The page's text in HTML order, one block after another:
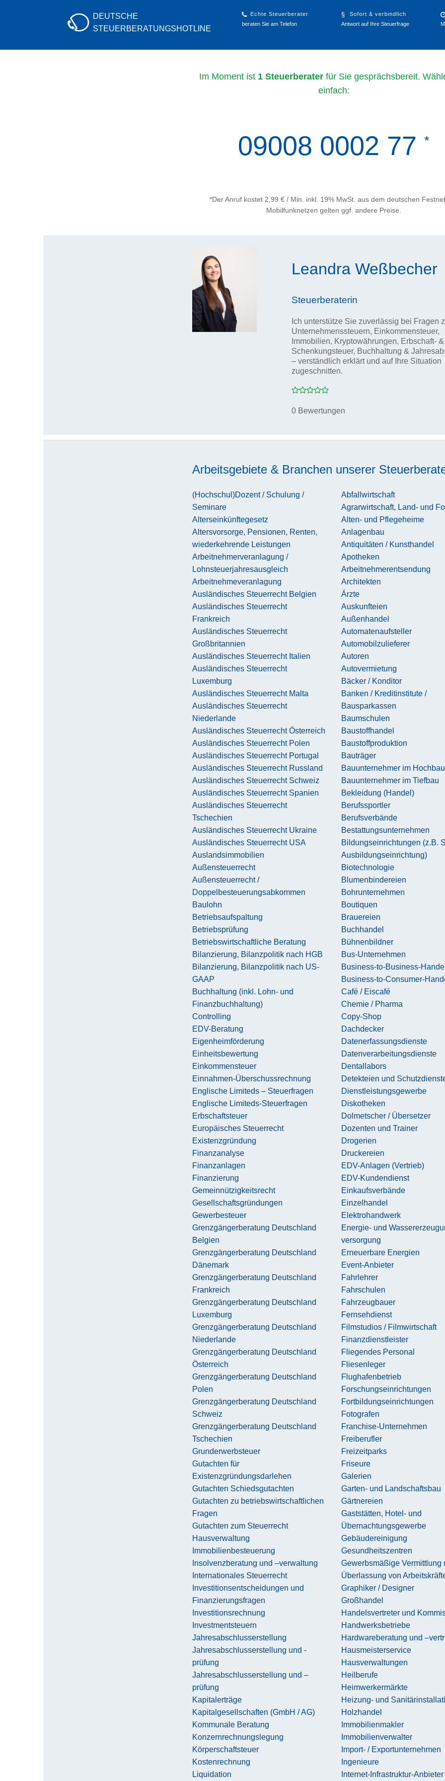
DEUTSCHE
STEUERBERATUNGSHOTLINE
Echte Steuerberater
beraten Sie am Telefon
Sofort & verbindlich
Antwort auf Ihre Steuerfrage
Im Moment ist 1 Steuerberater für Sie gesprächsbereit.
einfach:
09008 0002 77 *
*Der Anruf kostet 2,99 € / Min. inkl. 19% MwSt. aus dem deutschen
Mobilfunknetzen gelten ggf. andere Preise.
Leandra Weßbecher
Steuerberaterin
Ich unterstütze Sie zuverlässig bei Fragen
Unternehmenssteuern, Einkommensteuer,
Immobilien, Kryptowährungen, Erbschaft- &
Schenkungsteuer, Buchhaltung &
– verständlich erklärt und auf Ihre Situation
zugeschnitten.
0 Bewertungen
Arbeitsgebiete & Branchen unserer
(Hochschul)Dozent / Schulung /
Seminare
Alterseinkünftegesetz
Altersvorsorge, Pensionen, Renten,
wiederkehrende Leistungen
Arbeitnehmerveranlagung /
Lohnsteuerjahresausgleich
Arbeitnehmeveranlagung
Ausländisches Steuerrecht Belgien
Ausländisches Steuerrecht
Frankreich
Ausländisches Steuerrecht
Großbritannien
Ausländisches Steuerrecht Italien
Ausländisches Steuerrecht
Luxemburg
Ausländisches Steuerrecht Malta
Ausländisches Steuerrecht
Niederlande
Ausländisches Steuerrecht Österreich
Ausländisches Steuerrecht Polen
Ausländisches Steuerrecht Portugal
Ausländisches Steuerrecht Russland
Ausländisches Steuerrecht Schweiz
Ausländisches Steuerrecht Spanien
Ausländisches Steuerrecht
Tschechien
Ausländisches Steuerrecht Ukraine
Ausländisches Steuerrecht USA
Auslandsimmobilien
Außensteuerrecht
Außensteuerrecht /
Doppelbesteuerungsabkommen
Baulohn
Betriebsaufspaltung
Betriebsprüfung
Betriebswirtschaftliche Beratung
Bilanzierung, Bilanzpolitik nach HGB
Bilanzierung, Bilanzpolitik nach US-
GAAP
Buchhaltung (inkl. Lohn- und
Finanzbuchhaltung)
Controlling
EDV-Beratung
Eigenheimförderung
Einheitsbewertung
Einkommensteuer
Einnahmen-Überschussrechnung
Englische Limiteds – Steuerfragen
Englische Limiteds-Steuerfragen
Erbschaftsteuer
Europäisches Steuerrecht
Existenzgründung
Finanzanalyse
Finanzanlagen
Finanzierung
Gemeinnützigkeitsrecht
Gesellschaftsgründungen
Gewerbesteuer
Grenzgängerberatung Deutschland
Belgien
Grenzgängerberatung Deutschland
Dänemark
Grenzgängerberatung Deutschland
Frankreich
Grenzgängerberatung Deutschland
Luxemburg
Grenzgängerberatung Deutschland
Niederlande
Grenzgängerberatung Deutschland
Österreich
Grenzgängerberatung Deutschland
Polen
Grenzgängerberatung Deutschland
Schweiz
Grenzgängerberatung Deutschland
Tschechien
Grunderwerbsteuer
Gutachten für
Existenzgründungsdarlehen
Gutachten Schiedsgutachten
Gutachten zu betriebswirtschaftlichen
Fragen
Gutachten zum Steuerrecht
Hausverwaltung
Immobilienbesteuerung
Insolvenzberatung und –verwaltung
Internationales Steuerrecht
Investitionsentscheidungen und
Finanzierungsfragen
Investitionsrechnung
Investmentsteuern
Jahresabschlusserstellung
Jahresabschlusserstellung und -
prüfung
Jahresabschlusserstellung und –
prüfung
Kapitalerträge
Kapitalgesellschaften (GmbH / AG)
Kommunale Beratung
Konzernrechnungslegung
Körperschaftsteuer
Kostenrechnung
Liquidation
Abfallwirtschaft
Agrarwirtschaft, Land- und
Alten- und Pflegeheime
Anlagenbau
Antiquitäten / Kunsthandel
Apotheken
Arbeitnehmerentsendung
Architekten
Ärzte
Auskunfteien
Außenhandel
Automatenaufsteller
Automobilzulieferer
Autoren
Autovermietung
Bäcker / Konditor
Banken / Kreditinstitute /
Bausparkassen
Baumschulen
Baustoffhandel
Baustoffproduktion
Bauträger
Bauunternehmer im Hochbau
Bauunternehmer im Tiefbau
Bekleidung (Handel)
Berufssportler
Berufsverbände
Bestattungsunternehmen
Bildungseinrichtungen (z.B.
Ausbildungseinrichtung)
Biotechnologie
Blumenbindereien
Bohrunternehmen
Boutiquen
Brauereien
Buchhandel
Bühnenbildner
Bus-Unternehmen
Business-to-Business-Handel
Business-to-Consumer-
Café / Eiscafé
Chemie / Pharma
Copy-Shop
Dachdecker
Datenerfassungsdienste
Datenverarbeitungsdienste
Dentallabors
Detekteien und
Dienstleistungsgewerbe
Diskotheken
Dolmetscher / Übersetzer
Dozenten und Trainer
Drogerien
Druckereien
EDV-Anlagen (Vertrieb)
EDV-Kundendienst
Einkaufsverbände
Einzelhandel
Elektrohandwerk
Energie- und
versorgung
Erneuerbare Energien
Event-Anbieter
Fahrlehrer
Fahrschulen
Fahrzeugbauer
Fernsehdienst
Filmstudios / Filmwirtschaft
Finanzdienstleister
Fliegendes Personal
Fliesenleger
Flughafenbetrieb
Forschungseinrichtungen
Fortbildungseinrichtungen
Fotografen
Franchise-Unternehmen
Freiberufler
Freizeitparks
Friseure
Galerien
Garten- und Landschaftsbau
Gärtnereien
Gaststätten, Hotel- und
Übernachtungsgewerbe
Gebäudereinigung
Gesundheitszentren
Gewerbsmäßige Vermittlung
Überlassung von
Graphiker / Designer
Großhandel
Handelsvertreter und
Handwerksbetriebe
Hardwareberatung und
Hausmeisterservice
Hausverwaltungen
Heilberufe
Heimwerkermärkte
Heizung- und
Holzhandel
Immobilienmakler
Immobilienverwalter
Import- / Exportunternehmen
Ingenieure
Internet-Infrastruktur-Anbieter